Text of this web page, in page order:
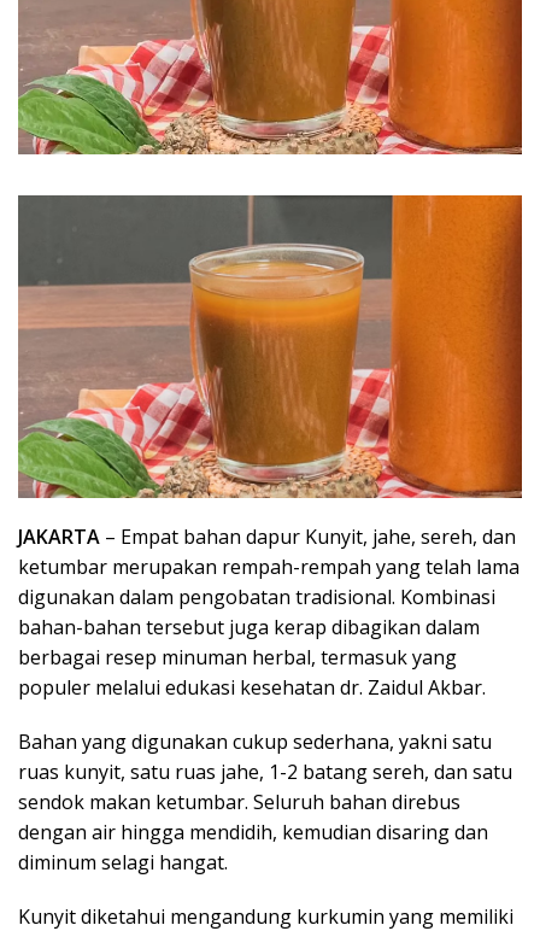
JAKARTA – Empat bahan dapur Kunyit, jahe, sereh, dan
ketumbar merupakan rempah-rempah yang telah lama
digunakan dalam pengobatan tradisional. Kombinasi
bahan-bahan tersebut juga kerap dibagikan dalam
berbagai resep minuman herbal, termasuk yang
populer melalui edukasi kesehatan dr. Zaidul Akbar.
Bahan yang digunakan cukup sederhana, yakni satu
ruas kunyit, satu ruas jahe, 1-2 batang sereh, dan satu
sendok makan ketumbar. Seluruh bahan direbus
dengan air hingga mendidih, kemudian disaring dan
diminum selagi hangat.
Kunyit diketahui mengandung kurkumin yang memiliki